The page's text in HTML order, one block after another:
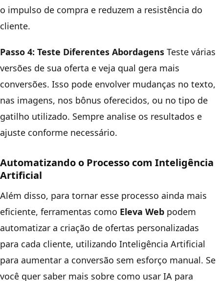
o impulso de compra e reduzem a resistência do
cliente.
Passo 4: Teste Diferentes Abordagens Teste várias
versões de sua oferta e veja qual gera mais
conversões. Isso pode envolver mudanças no texto,
nas imagens, nos bônus oferecidos, ou no tipo de
gatilho utilizado. Sempre analise os resultados e
ajuste conforme necessário.
Automatizando o Processo com Inteligência
Artificial
Além disso, para tornar esse processo ainda mais
eficiente, ferramentas como Eleva Web podem
automatizar a criação de ofertas personalizadas
para cada cliente, utilizando Inteligência Artificial
para aumentar a conversão sem esforço manual. Se
você quer saber mais sobre como usar IA para